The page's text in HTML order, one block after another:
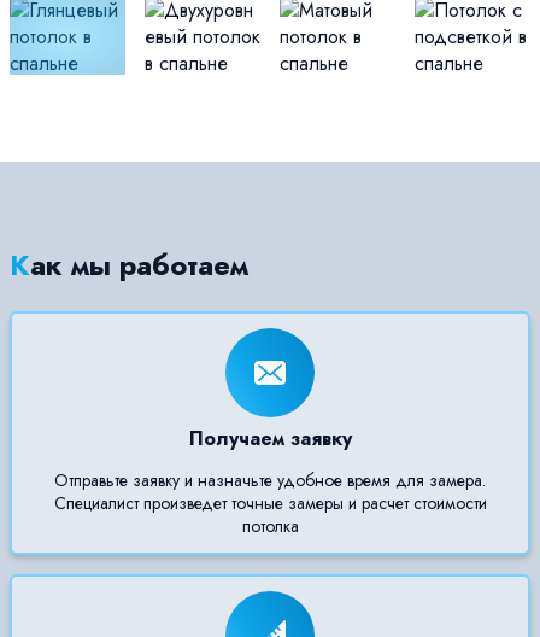
Как мы работаем
Получаем заявку
Отправьте заявку и назначьте удобное время для замера.
Специалист произведет точные замеры и расчет стоимости
потолка